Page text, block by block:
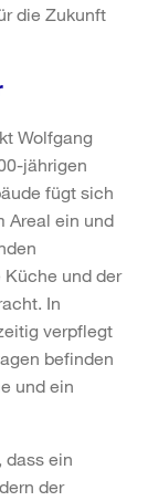
die Zukunft
Wolfgang
jährigen
fügt sich
Areal ein und
Küche und der
In
verpflegt
befinden
und ein
dass ein
der